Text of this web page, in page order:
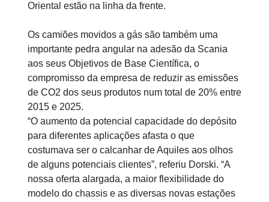
Oriental estão na linha da frente.
Os camiões movidos a gás são também uma
importante pedra angular na adesão da Scania
aos seus Objetivos de Base Científica, o
compromisso da empresa de reduzir as emissões
de CO2 dos seus produtos num total de 20% entre
2015 e 2025.
“O aumento da potencial capacidade do depósito
para diferentes aplicações afasta o que
costumava ser o calcanhar de Aquiles aos olhos
de alguns potenciais clientes”, referiu Dorski. “A
nossa oferta alargada, a maior flexibilidade do
modelo do chassis e as diversas novas estações